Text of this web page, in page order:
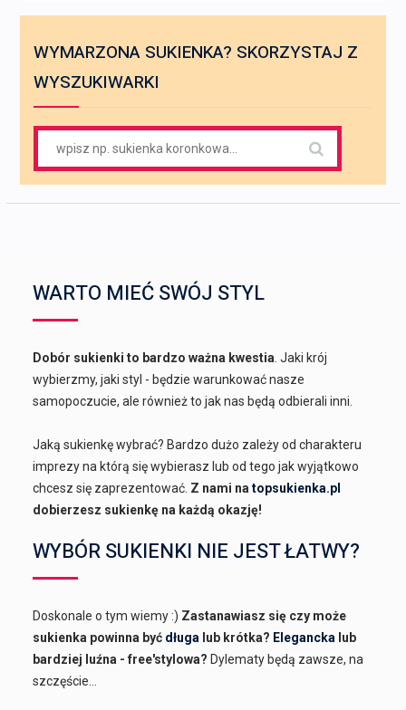
WYMARZONA SUKIENKA? SKORZYSTAJ Z
WYSZUKIWARKI
for:
WARTO MIEĆ SWÓJ STYL
Dobór sukienki to bardzo ważna kwestia. Jaki krój
wybierzmy, jaki styl - będzie warunkować nasze
samopoczucie, ale również to jak nas będą odbierali inni.
Jaką sukienkę wybrać? Bardzo dużo zależy od charakteru
imprezy na którą się wybierasz lub od tego jak wyjątkowo
chcesz się zaprezentować. Z nami natopsukienka.pl
dobierzesz sukienkę na każdą okazję!
WYBÓR SUKIENKI NIE JEST ŁATWY?
Doskonale o tym wiemy :) Zastanawiasz się czy może
sukienka powinna być długa lub krótka? Elegancka lub
bardziej luźna - free'stylowa? Dylematy będą zawsze, na
szczęście...